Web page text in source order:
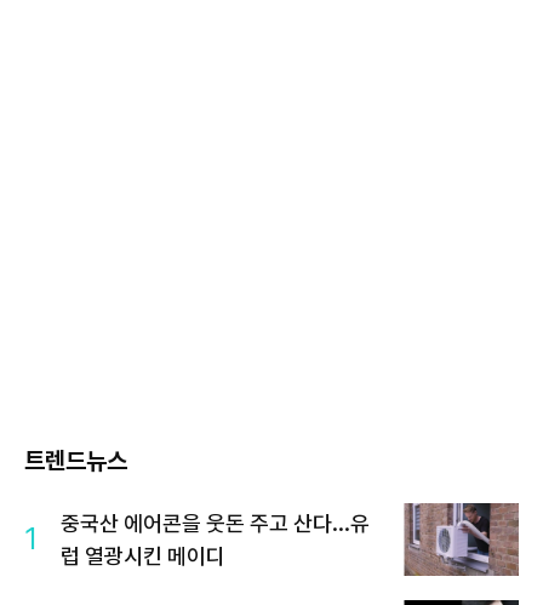
트렌드뉴스
1
중국산 에어콘을 웃돈 주고 산다...유
럽 열광시킨 메이디